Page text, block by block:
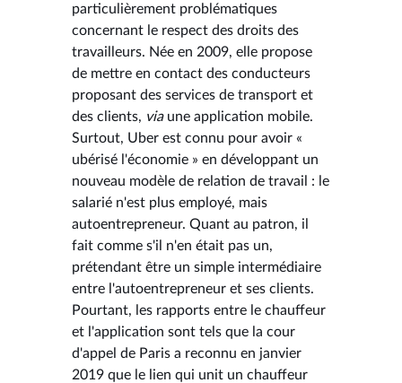
particulièrement problématiques
concernant le respect des droits des
travailleurs. Née en 2009, elle propose
de mettre en contact des conducteurs
proposant des services de transport et
des clients, viaune application mobile.
Surtout, Uber est connu pour avoir «
ubérisé l'économie » en développant un
nouveau modèle de relation de travail : le
salarié n'est plus employé, mais
autoentrepreneur. Quant au patron, il
fait comme s'il n'en était pas un,
prétendant être un simple intermédiaire
entre l'autoentrepreneur et ses clients.
Pourtant, les rapports entre le chauffeur
et l'application sont tels que la cour
d'appel de Paris a reconnu en janvier
2019 que le lien qui unit un chauffeur